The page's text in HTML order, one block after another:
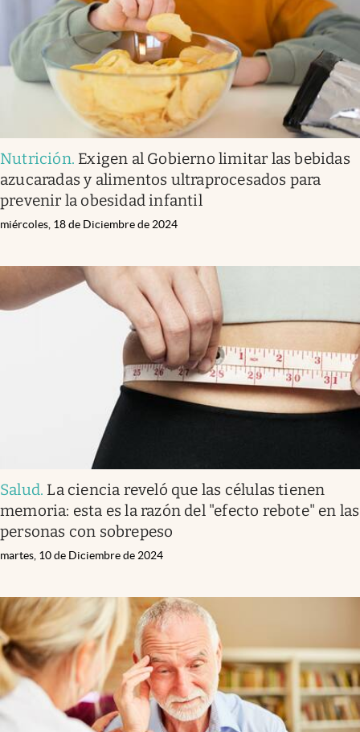
Nutrición. Exigen al Gobierno limitar las bebidas
azucaradas y alimentos ultraprocesados para
prevenir la obesidad infantil
miércoles, 18 de Diciembre de 2024
Salud. La ciencia reveló que las células tienen
memoria: esta es la razón del "efecto rebote" en las
personas con sobrepeso
martes, 10 de Diciembre de 2024